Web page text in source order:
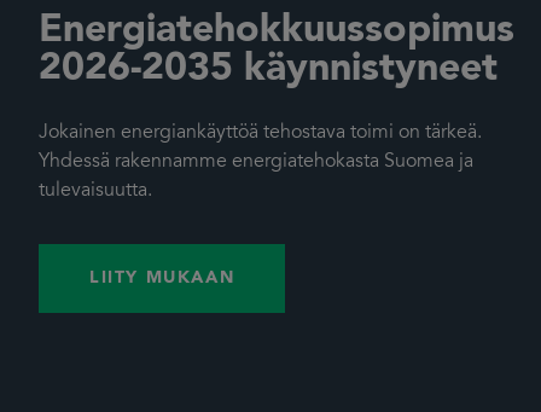
Energiatehokkuussopimus
2026-2035 käynnistyneet
Jokainen energiankäyttöä tehostava toimi on tärkeä.
Yhdessä rakennamme energiatehokasta Suomea ja
tulevaisuutta.
LIITY MUKAAN